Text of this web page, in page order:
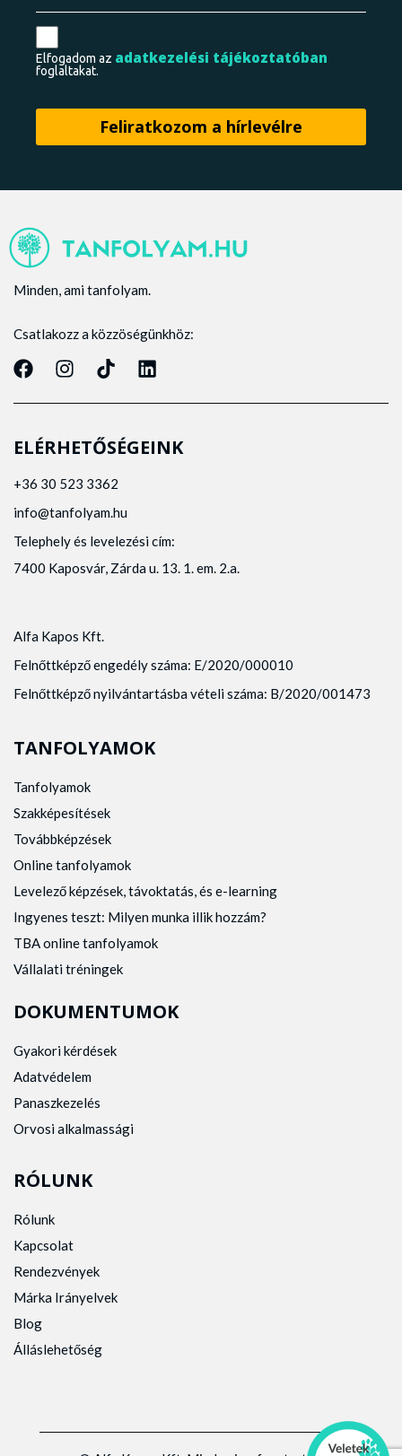
Elfogadom az adatkezelési tájékoztatóban
foglaltakat.
Minden, ami tanfolyam.
Csatlakozz a közzöségünkhöz:
ELÉRHETŐSÉGEINK
+36 30 523 3362
info@tanfolyam.hu
Telephely és levelezési cím:
7400 Kaposvár, Zárda u. 13. 1. em. 2.a.
Alfa Kapos Kft.
Felnőttképző engedély száma: E/2020/000010
Felnőttképző nyilvántartásba vételi száma: B/2020/001473
TANFOLYAMOK
Tanfolyamok
Szakképesítések
Továbbképzések
Online tanfolyamok
Levelező képzések, távoktatás, és e-learning
Ingyenes teszt: Milyen munka illik hozzám?
TBA online tanfolyamok
Vállalati tréningek
DOKUMENTUMOK
Gyakori kérdések
Adatvédelem
Panaszkezelés
Orvosi alkalmassági
RÓLUNK
Rólunk
Kapcsolat
Rendezvények
Márka Irányelvek
Blog
Álláslehetőség